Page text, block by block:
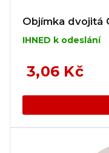
Objímka dvojitá
IHNED k odeslání
3,06 Kč